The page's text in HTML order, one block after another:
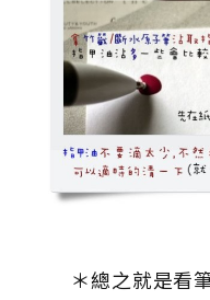
＊總之就是看